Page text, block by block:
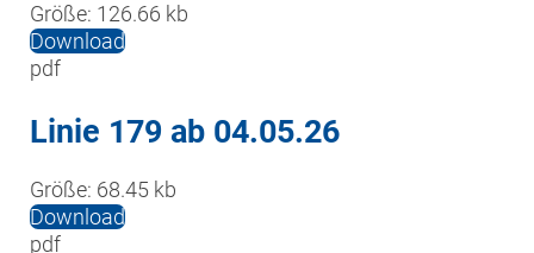
Größe: 126.66 kb
Download
pdf
Linie 179 ab 04.05.26
Größe: 68.45 kb
Download
pdf